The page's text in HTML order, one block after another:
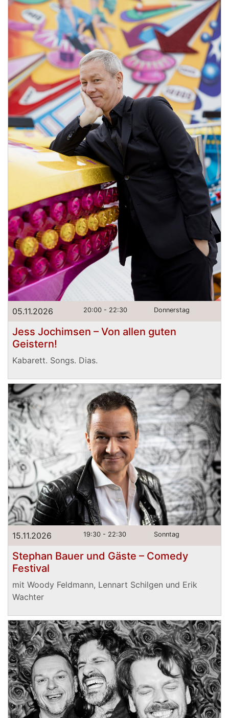
05.11.2026 20:00 - 22:30 Donnerstag
Jess Jochimsen – Von allen guten
Geistern!
Kabarett. Songs. Dias.
15.11.2026 19:30 - 22:30 Sonntag
Stephan Bauer und Gäste – Comedy
Festival
mit Woody Feldmann, Lennart Schilgen und Erik
Wachter